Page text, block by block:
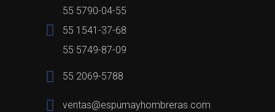
55 5790-04-55
55 1541-37-68
55 5749-87-09
55 2069-5788
ventas@espumayhombreras.com